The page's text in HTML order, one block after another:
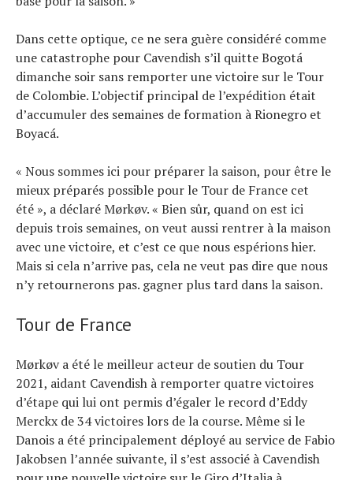
Dans cette optique, ce ne sera guère considéré comme
une catastrophe pour Cavendish s’il quitte Bogotá
dimanche soir sans remporter une victoire sur le Tour
de Colombie. L’objectif principal de l’expédition était
d’accumuler des semaines de formation à Rionegro et
Boyacá.
« Nous sommes ici pour préparer la saison, pour être le
mieux préparés possible pour le Tour de France cet
été », a déclaré Mørkøv. « Bien sûr, quand on est ici
depuis trois semaines, on veut aussi rentrer à la maison
avec une victoire, et c’est ce que nous espérions hier.
Mais si cela n’arrive pas, cela ne veut pas dire que nous
n’y retournerons pas. gagner plus tard dans la saison.
Tour de France
Mørkøv a été le meilleur acteur de soutien du Tour
2021, aidant Cavendish à remporter quatre victoires
d’étape qui lui ont permis d’égaler le record d’Eddy
Merckx de 34 victoires lors de la course. Même si le
Danois a été principalement déployé au service de Fabio
Jakobsen l’année suivante, il s’est associé à Cavendish